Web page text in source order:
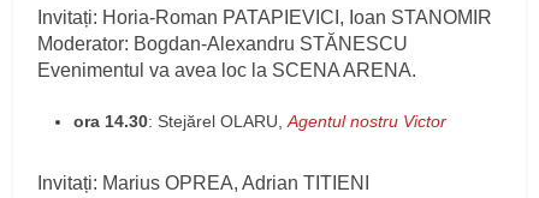
Invitați: Horia-Roman PATAPIEVICI, Ioan STANOMIR
Moderator: Bogdan-Alexandru STĂNESCU
Evenimentul va avea loc la SCENA ARENA.
ora 14.30: Stejărel OLARU,Agentul nostru Victor
Invitați: Marius OPREA, Adrian TITIENI